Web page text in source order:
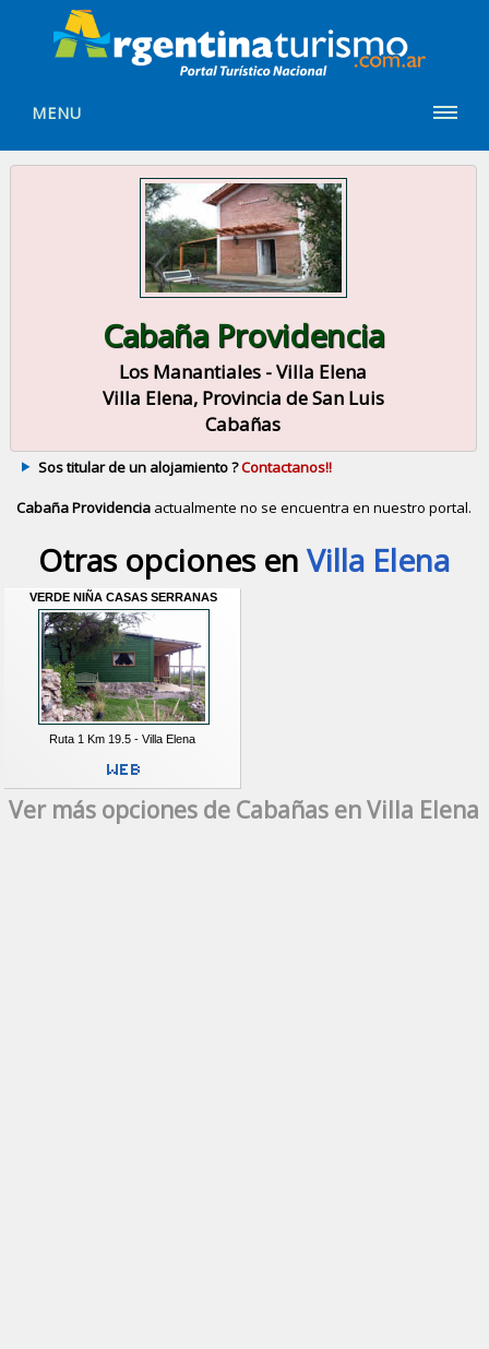
MENU
Cabaña Providencia
Los Manantiales - Villa Elena
Villa Elena, Provincia de San Luis
Cabañas
Sos titular de un alojamiento ?Contactanos!!
Cabaña Providencia actualmente no se encuentra en nuestro portal.
Otras opciones enVilla Elena
VERDE NIÑA CASAS SERRANAS
Ruta 1 Km 19.5 - Villa Elena
Ver más opciones de Cabañas en Villa Elena